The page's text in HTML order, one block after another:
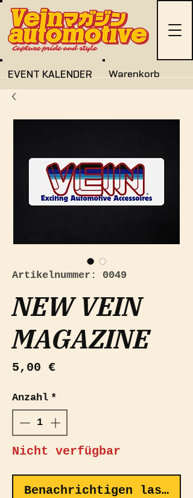
Warenkorb
EVENT KALENDER
Artikelnummer: 0049
NEW VEIN
MAGAZINE
5,00 €Preis
Anzahl *
Nicht verfügbar
Benachrichtigen lassen